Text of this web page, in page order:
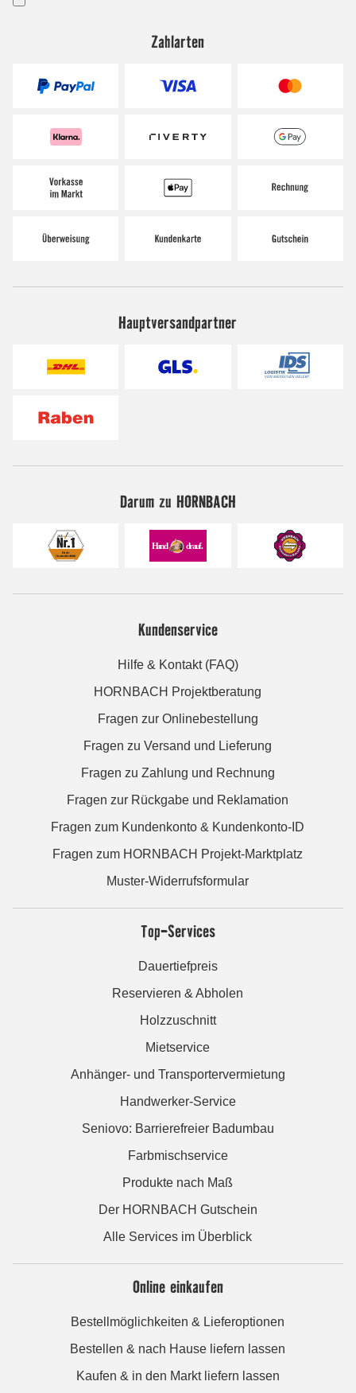
Zahlarten
Hauptversandpartner
Darum zu HORNBACH
Kundenservice
Hilfe & Kontakt (FAQ)
HORNBACH Projektberatung
Fragen zur Onlinebestellung
Fragen zu Versand und Lieferung
Fragen zu Zahlung und Rechnung
Fragen zur Rückgabe und Reklamation
Fragen zum Kundenkonto & Kundenkonto-ID
Fragen zum HORNBACH Projekt-Marktplatz
Muster-Widerrufsformular
Top-Services
Dauertiefpreis
Reservieren & Abholen
Holzzuschnitt
Mietservice
Anhänger- und Transportervermietung
Handwerker-Service
Seniovo: Barrierefreier Badumbau
Farbmischservice
Produkte nach Maß
Der HORNBACH Gutschein
Alle Services im Überblick
Online einkaufen
Bestellmöglichkeiten & Lieferoptionen
Bestellen & nach Hause liefern lassen
Kaufen & in den Markt liefern lassen